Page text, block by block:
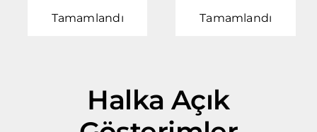
Tamamlandı Tamamlandı
Halka Açık